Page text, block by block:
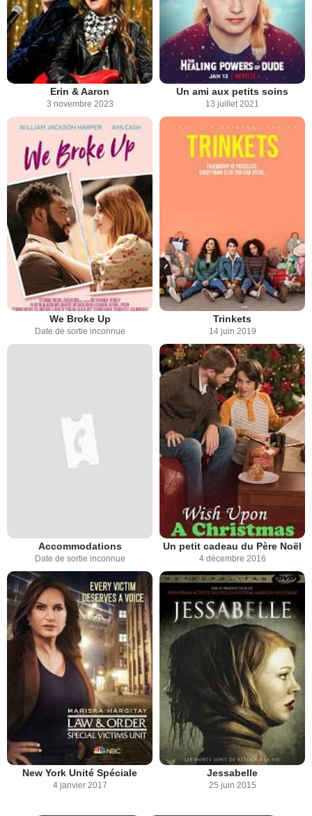
Erin & Aaron
3 novembre 2023
Un ami aux petits soins
13 juillet 2021
We Broke Up
Date de sortie inconnue
Trinkets
14 juin 2019
Accommodations
Date de sortie inconnue
Un petit cadeau du Père Noël
4 décembre 2016
New York Unité Spéciale
4 janvier 2017
Jessabelle
25 juin 2015